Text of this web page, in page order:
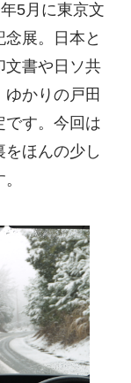
5月に東京文
展。日本と
文書や日ソ共
かりの戸田
です。今回は
ほんの少し